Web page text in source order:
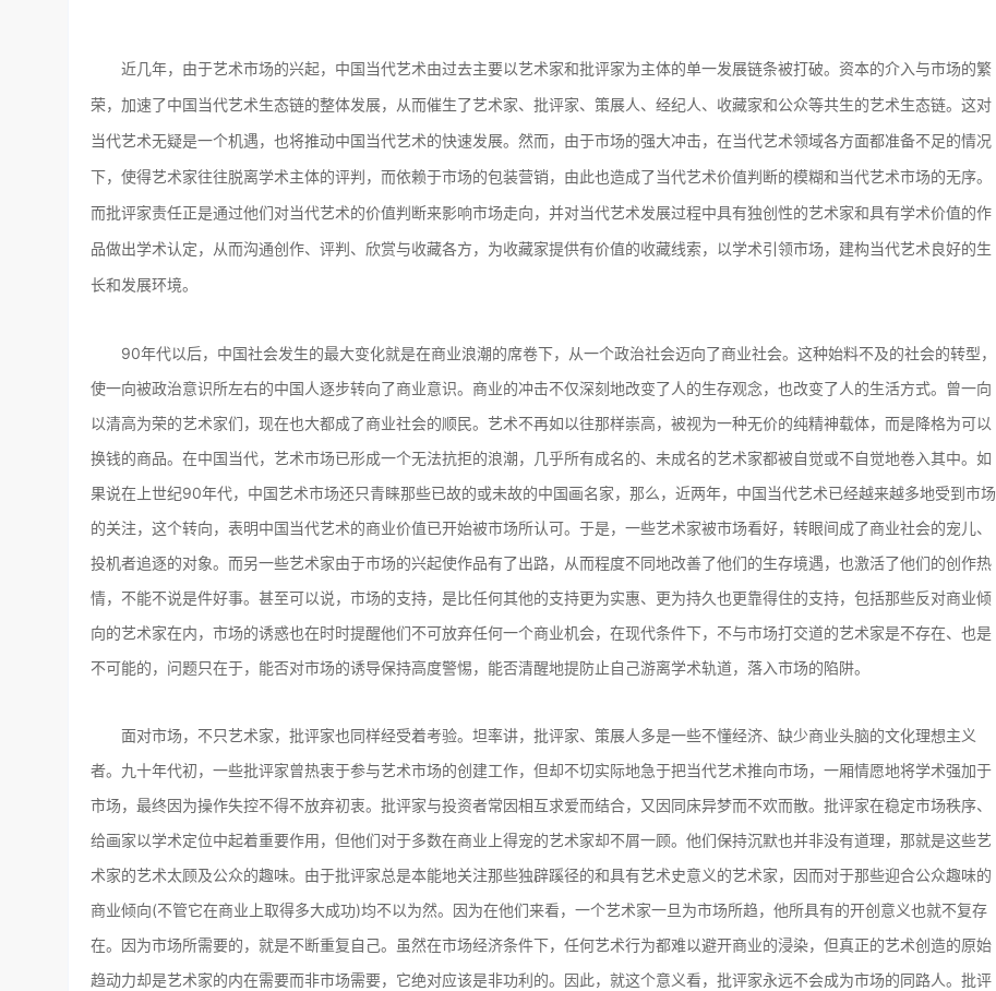
近几年，由于艺术市场的兴起，中国当代艺术由过去主要以艺术家和批评家为主体的单一发展链条被打破。资本的介入与市场的繁
荣，加速了中国当代艺术生态链的整体发展，从而催生了艺术家、批评家、策展人、经纪人、收藏家和公众等共生的艺术生态链。这对
当代艺术无疑是一个机遇，也将推动中国当代艺术的快速发展。然而，由于市场的强大冲击，在当代艺术领域各方面都准备不足的情况
下，使得艺术家往往脱离学术主体的评判，而依赖于市场的包装营销，由此也造成了当代艺术价值判断的模糊和当代艺术市场的无序。
而批评家责任正是通过他们对当代艺术的价值判断来影响市场走向，并对当代艺术发展过程中具有独创性的艺术家和具有学术价值的作
品做出学术认定，从而沟通创作、评判、欣赏与收藏各方，为收藏家提供有价值的收藏线索，以学术引领市场，建构当代艺术良好的生
长和发展环境。
90年代以后，中国社会发生的最大变化就是在商业浪潮的席卷下，从一个政治社会迈向了商业社会。这种始料不及的社会的转型，
使一向被政治意识所左右的中国人逐步转向了商业意识。商业的冲击不仅深刻地改变了人的生存观念，也改变了人的生活方式。曾一向
以清高为荣的艺术家们，现在也大都成了商业社会的顺民。艺术不再如以往那样崇高，被视为一种无价的纯精神载体，而是降格为可以
换钱的商品。在中国当代，艺术市场已形成一个无法抗拒的浪潮，几乎所有成名的、未成名的艺术家都被自觉或不自觉地卷入其中。如
果说在上世纪90年代，中国艺术市场还只青睐那些已故的或未故的中国画名家，那么，近两年，中国当代艺术已经越来越多地受到市场
的关注，这个转向，表明中国当代艺术的商业价值已开始被市场所认可。于是，一些艺术家被市场看好，转眼间成了商业社会的宠儿、
投机者追逐的对象。而另一些艺术家由于市场的兴起使作品有了出路，从而程度不同地改善了他们的生存境遇，也激活了他们的创作热
情，不能不说是件好事。甚至可以说，市场的支持，是比任何其他的支持更为实惠、更为持久也更靠得住的支持，包括那些反对商业倾
向的艺术家在内，市场的诱惑也在时时提醒他们不可放弃任何一个商业机会，在现代条件下，不与市场打交道的艺术家是不存在、也是
不可能的，问题只在于，能否对市场的诱导保持高度警惕，能否清醒地提防止自己游离学术轨道，落入市场的陷阱。
面对市场，不只艺术家，批评家也同样经受着考验。坦率讲，批评家、策展人多是一些不懂经济、缺少商业头脑的文化理想主义
者。九十年代初，一些批评家曾热衷于参与艺术市场的创建工作，但却不切实际地急于把当代艺术推向市场，一厢情愿地将学术强加于
市场，最终因为操作失控不得不放弃初衷。批评家与投资者常因相互求爱而结合，又因同床异梦而不欢而散。批评家在稳定市场秩序、
给画家以学术定位中起着重要作用，但他们对于多数在商业上得宠的艺术家却不屑一顾。他们保持沉默也并非没有道理，那就是这些艺
术家的艺术太顾及公众的趣味。由于批评家总是本能地关注那些独辟蹊径的和具有艺术史意义的艺术家，因而对于那些迎合公众趣味的
商业倾向(不管它在商业上取得多大成功)均不以为然。因为在他们来看，一个艺术家一旦为市场所趋，他所具有的开创意义也就不复存
在。因为市场所需要的，就是不断重复自己。虽然在市场经济条件下，任何艺术行为都难以避开商业的浸染，但真正的艺术创造的原始
趋动力却是艺术家的内在需要而非市场需要，它绝对应该是非功利的。因此，就这个意义看，批评家永远不会成为市场的同路人。批评